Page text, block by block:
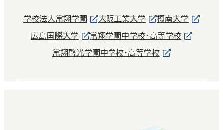
学校法人常翔学園 大阪工業大学 摂南大学
広島国際大学 常翔学園中学校・高等学校
常翔啓光学園中学校・高等学校